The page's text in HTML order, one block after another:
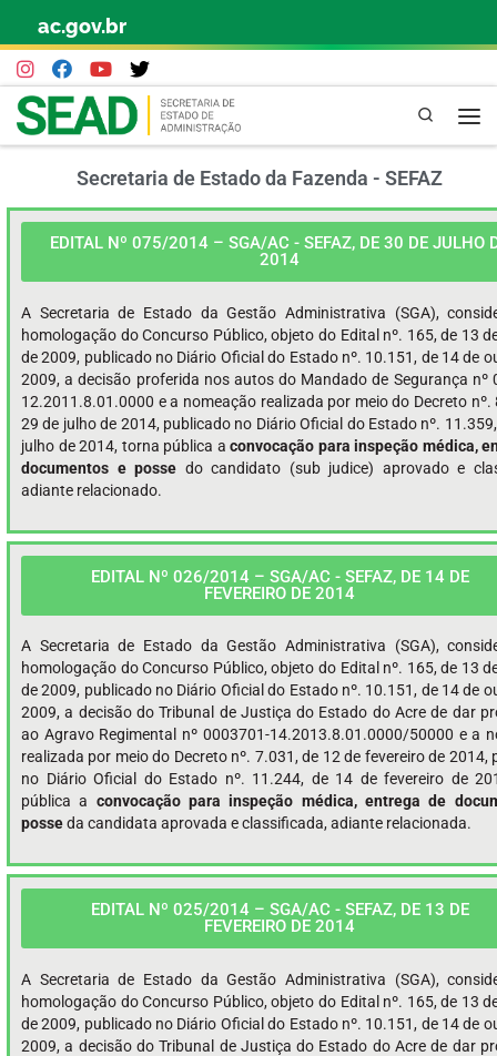
Skip to content
ac.gov.br
Pesquisa
Secretaria de Estado da Fazenda - SEFAZ
EDITAL Nº 075/2014 – SGA/AC - SEFAZ, DE 30 DE JULHO
2014
A Secretaria de Estado da Gestão Administrativa (SGA),
homologação do Concurso Público, objeto do Edital nº. 165, de 13
de 2009, publicado no Diário Oficial do Estado nº. 10.151, de 14 de
2009, a decisão proferida nos autos do Mandado de Segurança nº
12.2011.8.01.0000 e a nomeação realizada por meio do Decreto nº.
29 de julho de 2014, publicado no Diário Oficial do Estado nº.
julho de 2014, torna pública aconvocação para inspeção médica,
documentos e posse do candidato (sub judice) aprovado e
adiante relacionado.
EDITAL Nº 026/2014 – SGA/AC - SEFAZ, DE 14 DE
FEVEREIRO DE 2014
A Secretaria de Estado da Gestão Administrativa (SGA),
homologação do Concurso Público, objeto do Edital nº. 165, de 13
de 2009, publicado no Diário Oficial do Estado nº. 10.151, de 14 de
2009, a decisão do Tribunal de Justiça do Estado do Acre de dar
ao Agravo Regimental nº 0003701-14.2013.8.01.0000/50000 e a
realizada por meio do Decreto nº. 7.031, de 12 de fevereiro de 2014,
no Diário Oficial do Estado nº. 11.244, de 14 de fevereiro de
pública a convocação para inspeção médica, entrega de
posseda candidata aprovada e classificada, adiante relacionada.
EDITAL Nº 025/2014 – SGA/AC - SEFAZ, DE 13 DE
FEVEREIRO DE 2014
A Secretaria de Estado da Gestão Administrativa (SGA),
homologação do Concurso Público, objeto do Edital nº. 165, de 13
de 2009, publicado no Diário Oficial do Estado nº. 10.151, de 14 de
2009, a decisão do Tribunal de Justiça do Estado do Acre de dar